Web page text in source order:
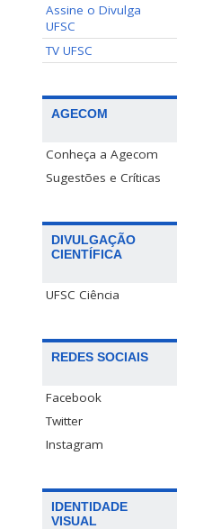
Assine o Divulga
UFSC
TV UFSC
AGECOM
Conheça a Agecom
Sugestões e Críticas
DIVULGAÇÃO
CIENTÍFICA
UFSC Ciência
REDES SOCIAIS
Facebook
Twitter
Instagram
IDENTIDADE
VISUAL